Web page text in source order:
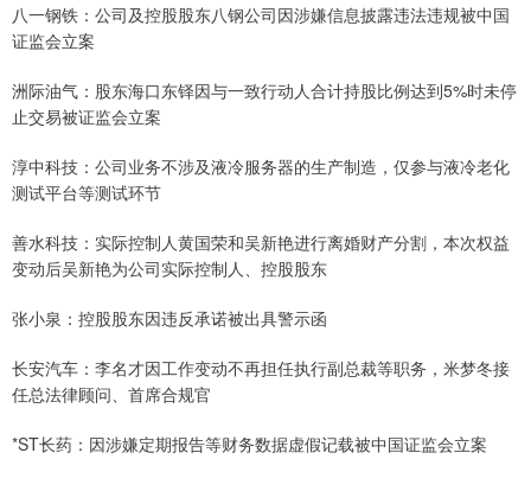
八一钢铁：公司及控股股东八钢公司因涉嫌信息披露违法违规被中国
证监会立案
洲际油气：股东海口东铎因与一致行动人合计持股比例达到5%时未停
止交易被证监会立案
淳中科技：公司业务不涉及液冷服务器的生产制造，仅参与液冷老化
测试平台等测试环节
善水科技：实际控制人黄国荣和吴新艳进行离婚财产分割，本次权益
变动后吴新艳为公司实际控制人、控股股东
张小泉：控股股东因违反承诺被出具警示函
长安汽车：李名才因工作变动不再担任执行副总裁等职务，米梦冬接
任总法律顾问、首席合规官
*ST长药：因涉嫌定期报告等财务数据虚假记载被中国证监会立案